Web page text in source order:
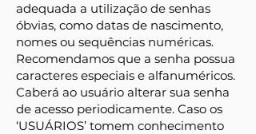
adequada a utilização de senhas
óbvias, como datas de nascimento,
nomes ou sequências numéricas.
Recomendamos que a senha possua
caracteres especiais e alfanuméricos.
Caberá ao usuário alterar sua senha
de acesso periodicamente. Caso os
‘USUÁRIOS’ tomem conhecimento